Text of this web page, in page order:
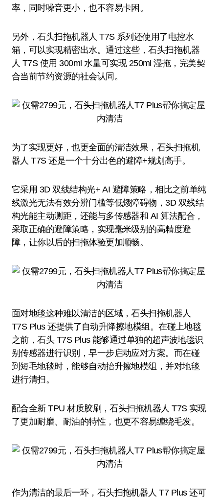
率，同时噪音更小，也不容易卡困。
另外，石头扫拖机器人 T7S 系列还使用了电控水
箱，可以实现精密出水。通过这些，石头扫拖机器
人 T7S 使用 300ml 水量可实现 250ml 湿拖，完美契
合当前节约资源的社会认同。
为了实现更好，也更全面的清洁效果，石头扫拖机
器人 T7S 还是一个十分出色的避障+规划高手。
它采用 3D 双线结构光+ AI 避障策略，相比之前单纯
线激光无法有效分辨门槛等低矮障碍物，3D 双线结
构光能主动测距，还能与多传感器和 AI 算法配合，
采取正确的避障策略，实现毫米级别的高精度避
障，让你以后的扫拖体验更加顺畅。
面对地毯这种难以清洁的区域，石头扫拖机器人
T7S Plus 还提供了自动升降擦地模组。在碰上地毯
之前，石头 T7S Plus 能够通过单独的超声波地毯识
别传感器进行识别，早一步启动应对方案。而在碰
到短毛地毯时，能够自动抬升擦地模组，并对地毯
进行清扫。
配合全新 TPU 材质胶刷，石头扫拖机器人 T7S 实现
了更加耐磨、耐油的特性，也更不容易缠绕毛发。
作为清洁的最后一环，石头扫拖机器人 T7 Plus 还可